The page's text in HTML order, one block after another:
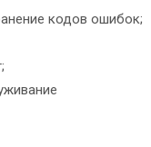
кодов ошибок;